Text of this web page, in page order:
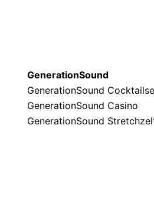
GenerationSound
GenerationSound
GenerationSound Casino
GenerationSound